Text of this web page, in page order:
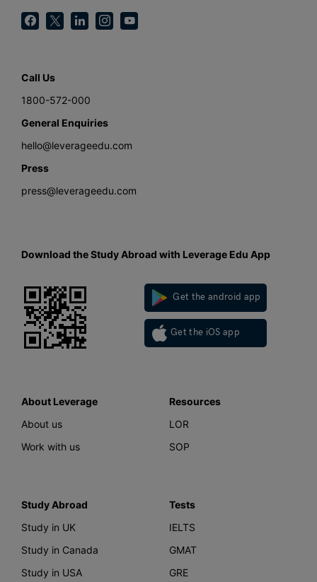
Call Us
1800-572-000
General Enquiries
hello@leverageedu.com
Press
press@leverageedu.com
Download the Study Abroad with Leverage Edu App
Get the android app
Get the iOS app
About Leverage
About us
Work with us
Resources
LOR
SOP
Study Abroad
Study in UK
Study in Canada
Study in USA
Tests
IELTS
GMAT
GRE